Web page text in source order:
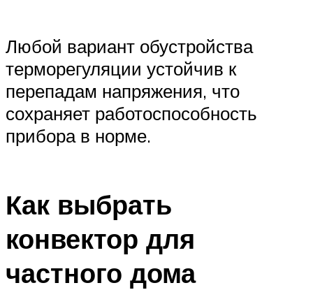
Любой вариант обустройства
терморегуляции устойчив к
перепадам напряжения, что
сохраняет работоспособность
прибора в норме.
Как выбрать
конвектор для
частного дома